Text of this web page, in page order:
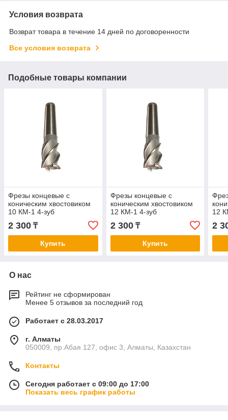
Условия возврата
Возврат товара в течение 14 дней по договоренности
Все условия возврата
Подобные товары компании
Фрезы концевые с
коническим хвостовиком
10 КМ-1 4-зуб
2 300 ₸
Купить
Фрезы концевые с
коническим хвостовиком
12 КМ-1 4-зуб
2 300₸
Купить
12
2
О нас
Рейтинг не сформирован
Менее 5 отзывов за последний год
Работает с 28.03.2017
г. Алматы
050009, пр.Абая 127, офис 3, Алматы, Казахстан
Контакты
Сегодня работает с 09:00 до 17:00
Показать весь график работы